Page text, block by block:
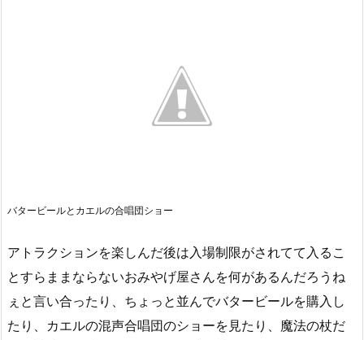
バタービールとカエルの合唱団ショー
アトラクションを楽しんだ後は入場制限がされてて入るこ
とすらままならないおみやげ屋さんを何があるんだろうね
ぇと言い合ったり、ちょっと並んでバタービールを購入し
たり、カエルの混声合唱団のショーを見たり、魔法の杖だ